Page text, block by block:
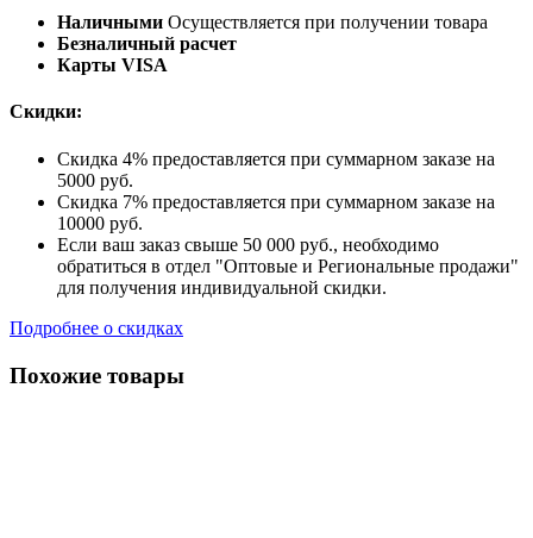
Наличными Осуществляется при получении товара
Безналичный расчет
Карты VISA
Скидки:
Скидка 4% предоставляется при суммарном заказе на
5000 руб.
Скидка 7% предоставляется при суммарном заказе на
10000 руб.
Если ваш заказ свыше 50 000 руб., необходимо
обратиться в отдел "Оптовые и Региональные продажи"
для получения индивидуальной скидки.
Подробнее о скидках
Похожие товары